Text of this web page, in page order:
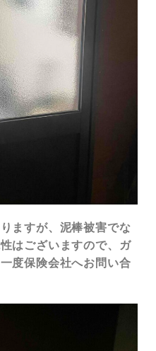
ますが、泥棒被害でな
はございますので、ガ
度保険会社へお問い合